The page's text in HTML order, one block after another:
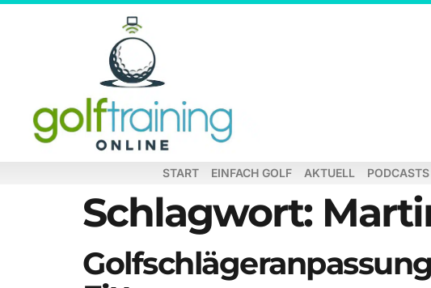
START EINFACH GOLF AKTUELL PODCASTS
Schlagwort: